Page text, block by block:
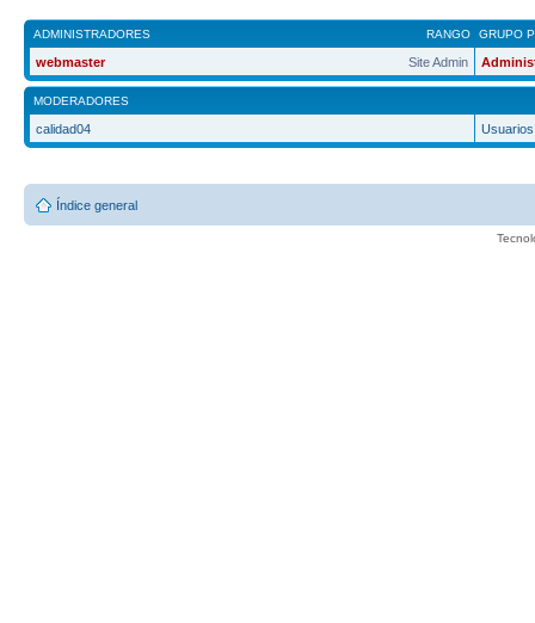
RANGO
ADMINISTRADORES GRUPO
Site Admin
webmaster
MODERADORES
calidad04
Índice general